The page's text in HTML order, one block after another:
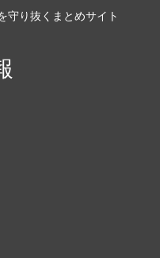
守り抜くまとめサイト